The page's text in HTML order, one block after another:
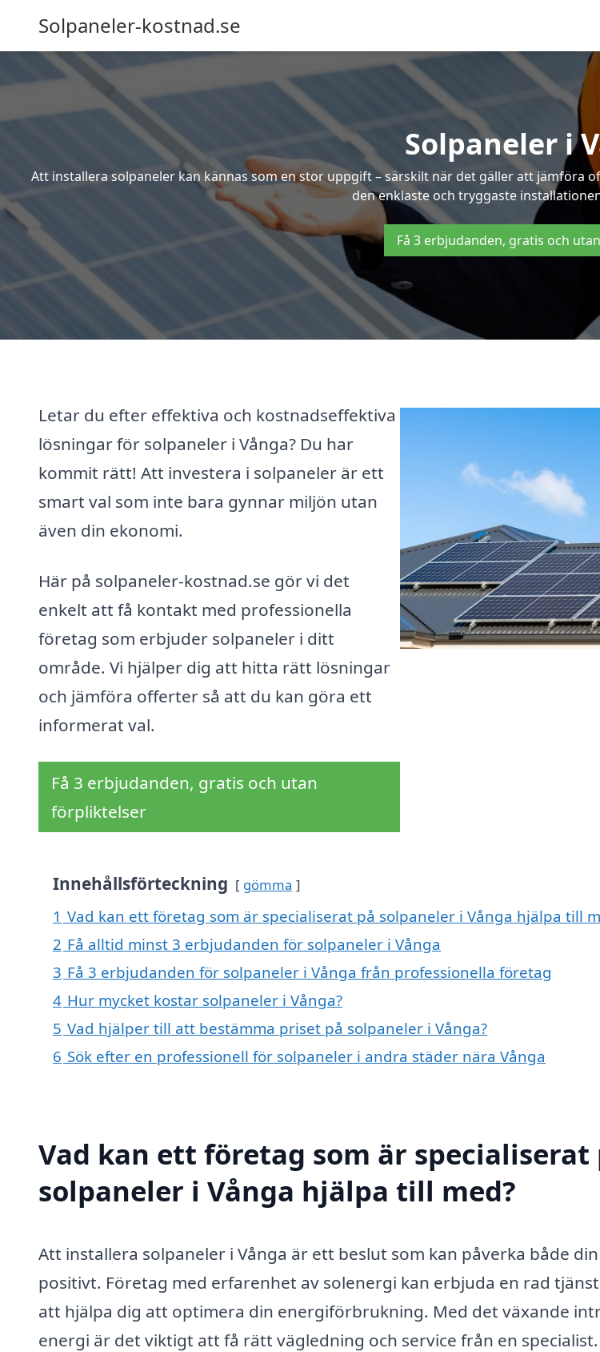
Solpaneler-kostnad.se
Solpaneler i
Att installera solpaneler kan kännas som en stor uppgift – särskilt när det gäller att jämföra
den enklaste och tryggaste
Få 3 erbjudanden, gratis och
Letar du efter effektiva och kostnadseffektiva
lösningar för solpaneler i Vånga? Du har
kommit rätt! Att investera i solpaneler är ett
smart val som inte bara gynnar miljön utan
även din ekonomi.
Här på solpaneler-kostnad.se gör vi det
enkelt att få kontakt med professionella
företag som erbjuder solpaneler i ditt
område. Vi hjälper dig att hitta rätt lösningar
och jämföra offerter så att du kan göra ett
informerat val.
Få 3 erbjudanden, gratis och utan
förpliktelser
Innehållsförteckning gömma
1 Vad kan ett företag som är specialiserat på solpaneler i Vånga hjälpa till
2 Få alltid minst 3 erbjudanden för solpaneler i Vånga
3 Få 3 erbjudanden för solpaneler i Vånga från professionella företag
4 Hur mycket kostar solpaneler i Vånga?
5 Vad hjälper till att bestämma priset på solpaneler i Vånga?
6 Sök efter en professionell för solpaneler i andra städer nära Vånga
Vad kan ett företag som är specialiserat
solpaneler i Vånga hjälpa till med?
Att installera solpaneler i Vånga är ett beslut som kan påverka både
positivt. Företag med erfarenhet av solenergi kan erbjuda en rad
att hjälpa dig att optimera din energiförbrukning. Med det växande
energi är det viktigt att få rätt vägledning och service från en